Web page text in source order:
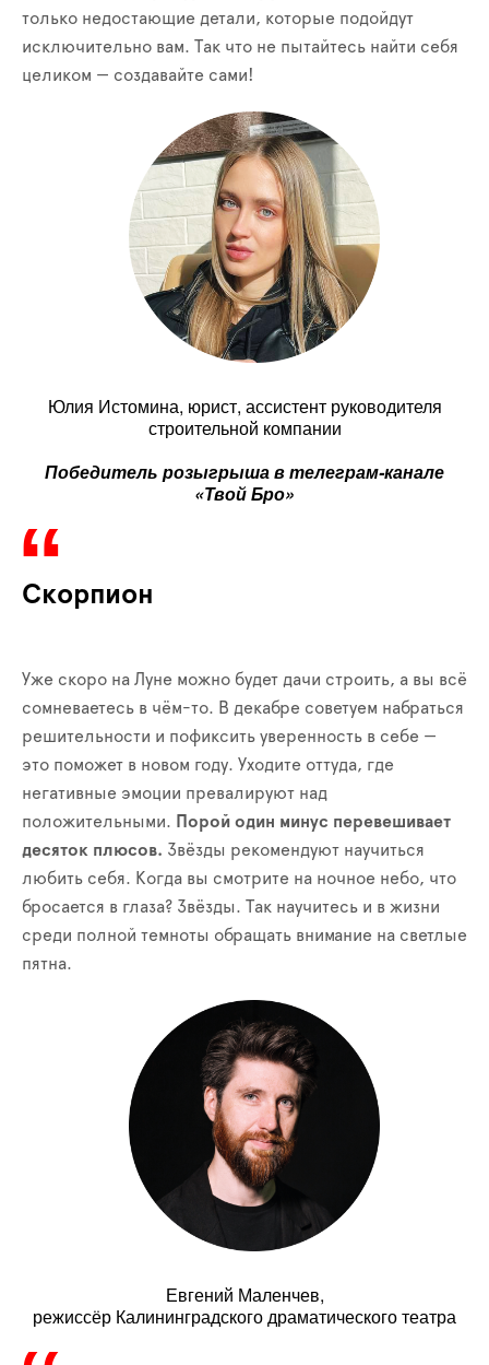
только недостающие детали, которые подойдут
исключительно вам. Так что не пытайтесь найти себя
целиком — создавайте сами!
Юлия Истомина, юрист, ассистент руководителя
строительной компании
Победитель розыгрыша в телеграм-канале
«Твой Бро»
Скорпион
Уже скоро на Луне можно будет дачи строить, а вы всё
сомневаетесь в чём-то. В декабре советуем набраться
решительности и пофиксить уверенность в себе —
это поможет в новом году. Уходите оттуда, где
негативные эмоции превалируют над
положительными. Порой один минус перевешивает
десяток плюсов. Звёзды рекомендуют научиться
любить себя. Когда вы смотрите на ночное небо, что
бросается в глаза? Звёзды. Так научитесь и в жизни
среди полной темноты обращать внимание на светлые
пятна.
Евгений Маленчев,
режиссёр Калининградского драматического театра